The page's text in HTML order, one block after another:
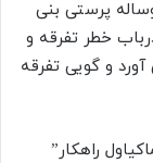
پرستی بنی
خطر تفرقه و
و گویی تفرقه
راهکار”